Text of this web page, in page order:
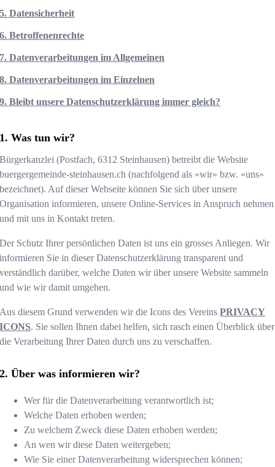
5. Datensicherheit
6. Betroffenenrechte
7. Datenverarbeitungen im Allgemeinen
8. Datenverarbeitungen im Einzelnen
9. Bleibt unsere Datenschutzerklärung immer gleich?
Was tun wir?
Bürgerkanzlei (Postfach,6312 Steinhausen) betreibt die Website
buergergemeinde-steinhausen.ch (nachfolgend als «wir» bzw. «uns»
bezeichnet). Auf dieser Webseite können Sie sich über unsere
Organisation informieren, unsere Online-Services in Anspruch nehmen
und mit uns in Kontakt treten.
Der Schutz Ihrer persönlichen Daten ist uns ein grosses Anliegen. Wir
informieren Sie in dieser Datenschutzerklärung transparent und
verständlich darüber, welche Daten wir über unsere Website sammeln
und wie wir damit umgehen.
Aus diesem Grund verwenden wir die Icons des VereinsPRIVACY
ICONS. Sie sollen Ihnen dabei helfen, sich rasch einen Überblick über
die Verarbeitung Ihrer Daten durch uns zu verschaffen.
Über was informieren wir?
Wer für die Datenverarbeitung verantwortlich ist;
Welche Daten erhoben werden;
Zu welchem Zweck diese Daten erhoben werden;
An wen wir diese Daten weitergeben;
Wie Sie einer Datenverarbeitung widersprechen können;